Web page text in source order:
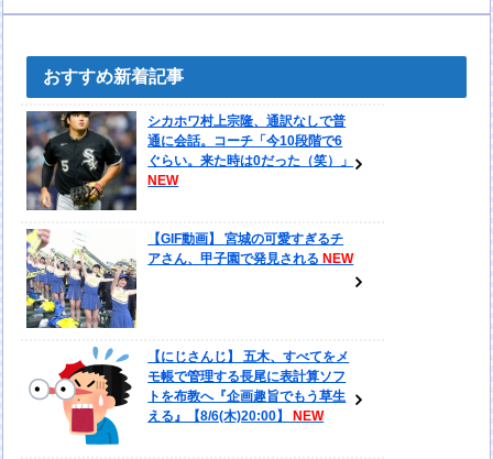
おすすめ新着記事
シカホワ村上宗隆、通訳なしで普
通に会話。コーチ「今10段階で6
ぐらい。来た時は0だった（笑）」
【GIF動画】 宮城の可愛すぎるチ
アさん、甲子園で発見される
【にじさんじ】 五木、すべてをメ
モ帳で管理する長尾に表計算ソフ
トを布教へ『企画趣旨でもう草生
える』【8/6(木)20:00】